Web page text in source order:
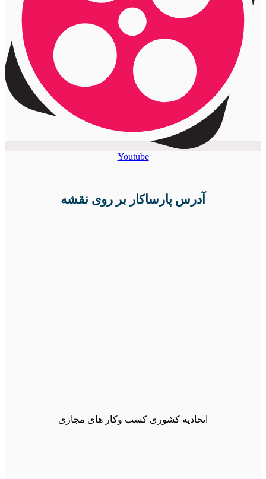
Youtube
آدرس پارساکار بر روی نقشه
اتحادیه کشوری کسب وکار های مجازی